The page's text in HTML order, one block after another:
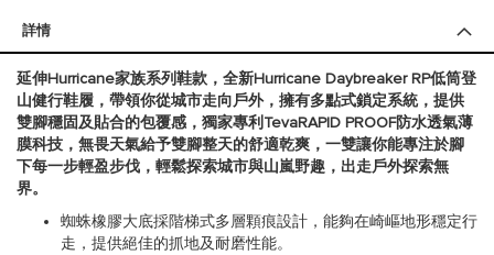
詳情
延伸Hurricane家族系列鞋款，全新Hurricane Daybreaker RP低筒登
山健行鞋履，帶領你從城市走向戶外，擁有多點式鎖定系統，提供
雙腳穩固及貼合的包覆感，獨家專利TevaRAPID PROOF防水透氣薄
膜科技，無畏天氣給予雙腳整天的舒適乾爽，一雙讓你能專注於腳
下每一步輕盈步伐，輕鬆探索城市與山嵐野趣，出走戶外探索無
界。
蜘蛛橡膠大底採階梯式多層顆痕設計，能夠在崎嶇地形穩定行
走，提供絕佳的抓地及耐磨性能。